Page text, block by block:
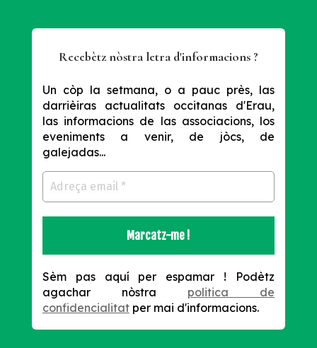
Recebètz nòstra letra d'informacions ?
Un còp la setmana, o a pauc près, las
darrièiras actualitats occitanas d'Erau,
las informacions de las associacions, los
eveniments a venir, de jòcs, de
galejadas...
Sèm pas aquí per espamar !
Podètz
agachar nòstra politica de
confidencialitatper mai d'informacions.